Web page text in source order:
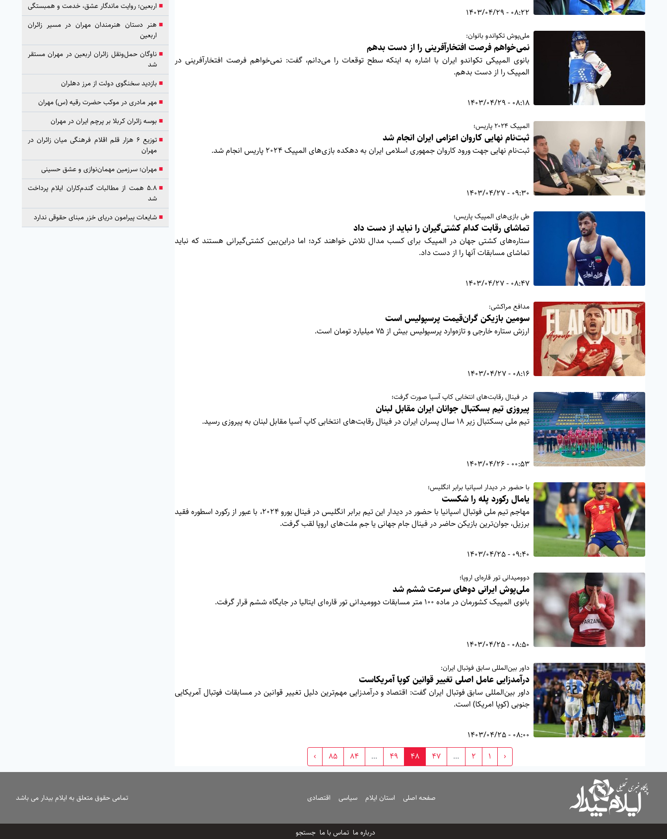
08:22 - 1403/04/29
ملی‌پوش تکواندو بانوان:
نمی‌خواهم فرصت افتخارآفرینی را از دست بدهم
بانوی المپیکی تکواندو ایران با اشاره به اینکه سطح توقعات را می‌دانم، گفت: نمی‌خواهم فرصت افتخارآفرینی در
المپیک را از دست بدهم.
08:18 - 1403/04/29
المپیک ۲۰۲۴ پاریس؛
ثبت‌نام نهایی کاروان اعزامی ایران انجام شد
ثبت‌نام نهایی جهت ورود کاروان جمهوری اسلامی ایران به دهکده بازی‌های المپیک ۲۰۲۴ پاریس انجام شد.
09:30 - 1403/04/27
طی بازی‌های المپیک پاریس؛
تماشای رقابت کدام کشتی‌گیران را نباید از دست داد
ستاره‌های کشتی جهان در المپیک برای کسب مدال تلاش خواهند کرد؛ اما دراین‌بین کشتی‌گیرانی هستند که نباید
تماشای مسابقات آنها را از دست داد.
08:47 - 1403/04/27
مدافع مراکشی:
سومین بازیکن گران‌قیمت پرسپولیس است
ارزش ستاره خارجی و تازه‌وارد پرسپولیس بیش از ۷۵ میلیارد تومان است.
08:16 - 1403/04/27
در فینال رقابت‌های انتخابی کاپ آسیا صورت گرفت؛
پیروزی تیم بسکتبال جوانان ایران مقابل لبنان
تیم ملی بسکتبال زیر ۱۸ سال پسران ایران در فینال رقابت‌های انتخابی کاپ آسیا مقابل لبنان به پیروزی رسید.
00:53 - 1403/04/26
با حضور در دیدار اسپانیا برابر انگلیس؛
یامال رکورد پله را شکست
مهاجم تیم ملی فوتبال اسپانیا با حضور در دیدار این تیم برابر انگلیس در فینال یورو ۲۰۲۴، با عبور از رکورد اسطوره فقید
برزیل، جوان‌ترین بازیکن حاضر در فینال جام جهانی یا جم ملت‌های اروپا لقب گرفت.
09:40 - 1403/04/25
دوومیدانی تور قاره‌ای اروپا؛
ملی‌پوش ایرانی دوهای سرعت ششم شد
بانوی المپیک کشورمان در ماده ۱۰۰ متر مسابقات دوومیدانی تور قاره‌ای ایتالیا در جایگاه ششم قرار گرفت.
08:50 - 1403/04/25
داور بین‌المللی سابق فوتبال ایران:
درآمدزایی عامل اصلی تغییر قوانین کوپا آمریکاست
داور بین‌المللی سابق فوتبال ایران گفت: اقتصاد و درآمدزایی مهم‌ترین دلیل تغییر قوانین در مسابقات فوتبال آمریکایی
جنوبی (کوپا امریکا) است.
08:00 - 1403/04/25
‹
1
2
...
47
48
49
...
84
85
›
■ اربعین؛ روایت ماندگار عشق، خدمت و همبستگی
■ هنر دستان هنرمندان مهران در مسیر زائران
اربعین
■ناوگان حمل‌ونقل زائران اربعین در مهران مستقر
شد
■بازدید سخنگوی دولت از مرز دهلران
■مهر مادری در موکب حضرت رقیه (س) مهران
■بوسه زائران کربلا بر پرچم ایران در مهران
■
توزیع ۶ هزار قلم اقلام فرهنگی میان زائران در
مهران
■مهران؛ سرزمین مهمان‌نوازی و عشق حسینی
■
۵.۸ همت از مطالبات گندم‌کاران ایلام پرداخت
شد
■شایعات پیرامون دریای خزر مبنای حقوقی ندارد
صفحه اصلی استان ایلام سیاسی اقتصادی تمامی حقوق متعلق به ایلام بیدار می باشد
درباره ما تماس با ما جستجو